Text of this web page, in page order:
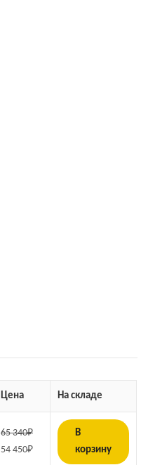
Цена На складе
65 340₽
54 450₽
В
корзину